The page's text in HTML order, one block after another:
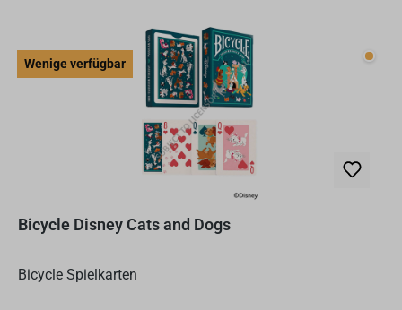
Wenige verfügbar
Bicycle Disney Cats and Dogs
Bicycle Spielkarten